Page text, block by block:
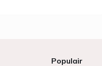
Populair